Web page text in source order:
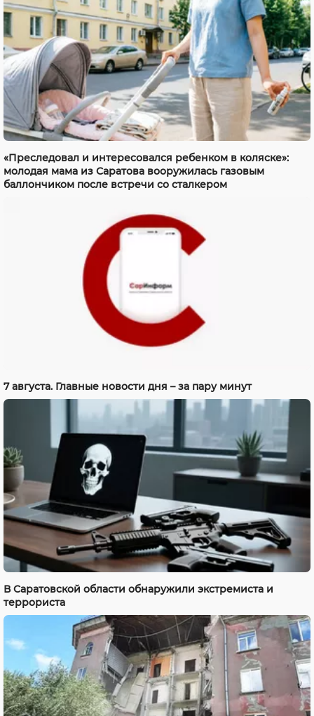
«Преследовал и интересовался ребенком в коляске»:
молодая мама из Саратова вооружилась газовым
баллончиком после встречи со сталкером
7 августа. Главные новости дня – за пару минут
В Саратовской области обнаружили экстремиста и
террориста